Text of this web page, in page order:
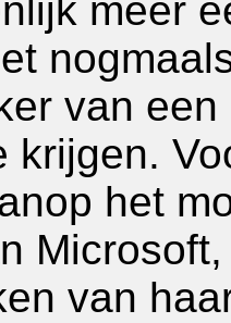
meer
van
krijgen.
het
van